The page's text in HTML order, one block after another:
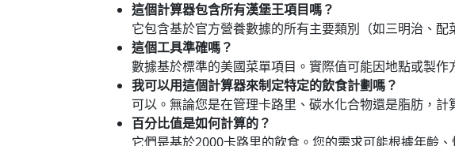
這個計算器包含所有漢堡王項目嗎？
它包含基於官方營養數據的所有主要類別（如三明治、配
這個工具準確嗎？
數據基於標準的美國菜單項目。實際值可能因地點或製作
我可以用這個計算器來制定特定的飲食計劃嗎？
可以。無論您是在管理卡路里、碳水化合物還是脂肪，計
百分比值是如何計算的？
它們是基於2000卡路里的飲食。您的需求可能根據年齡